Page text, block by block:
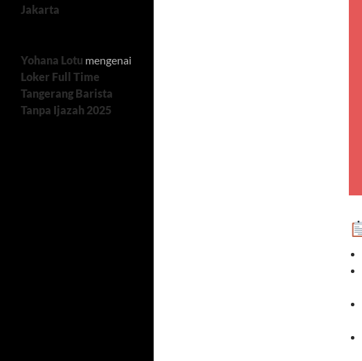
Jakarta
Yohana Lotu mengenai
Loker Full Time
Tangerang Barista
Tanpa Ijazah 2025